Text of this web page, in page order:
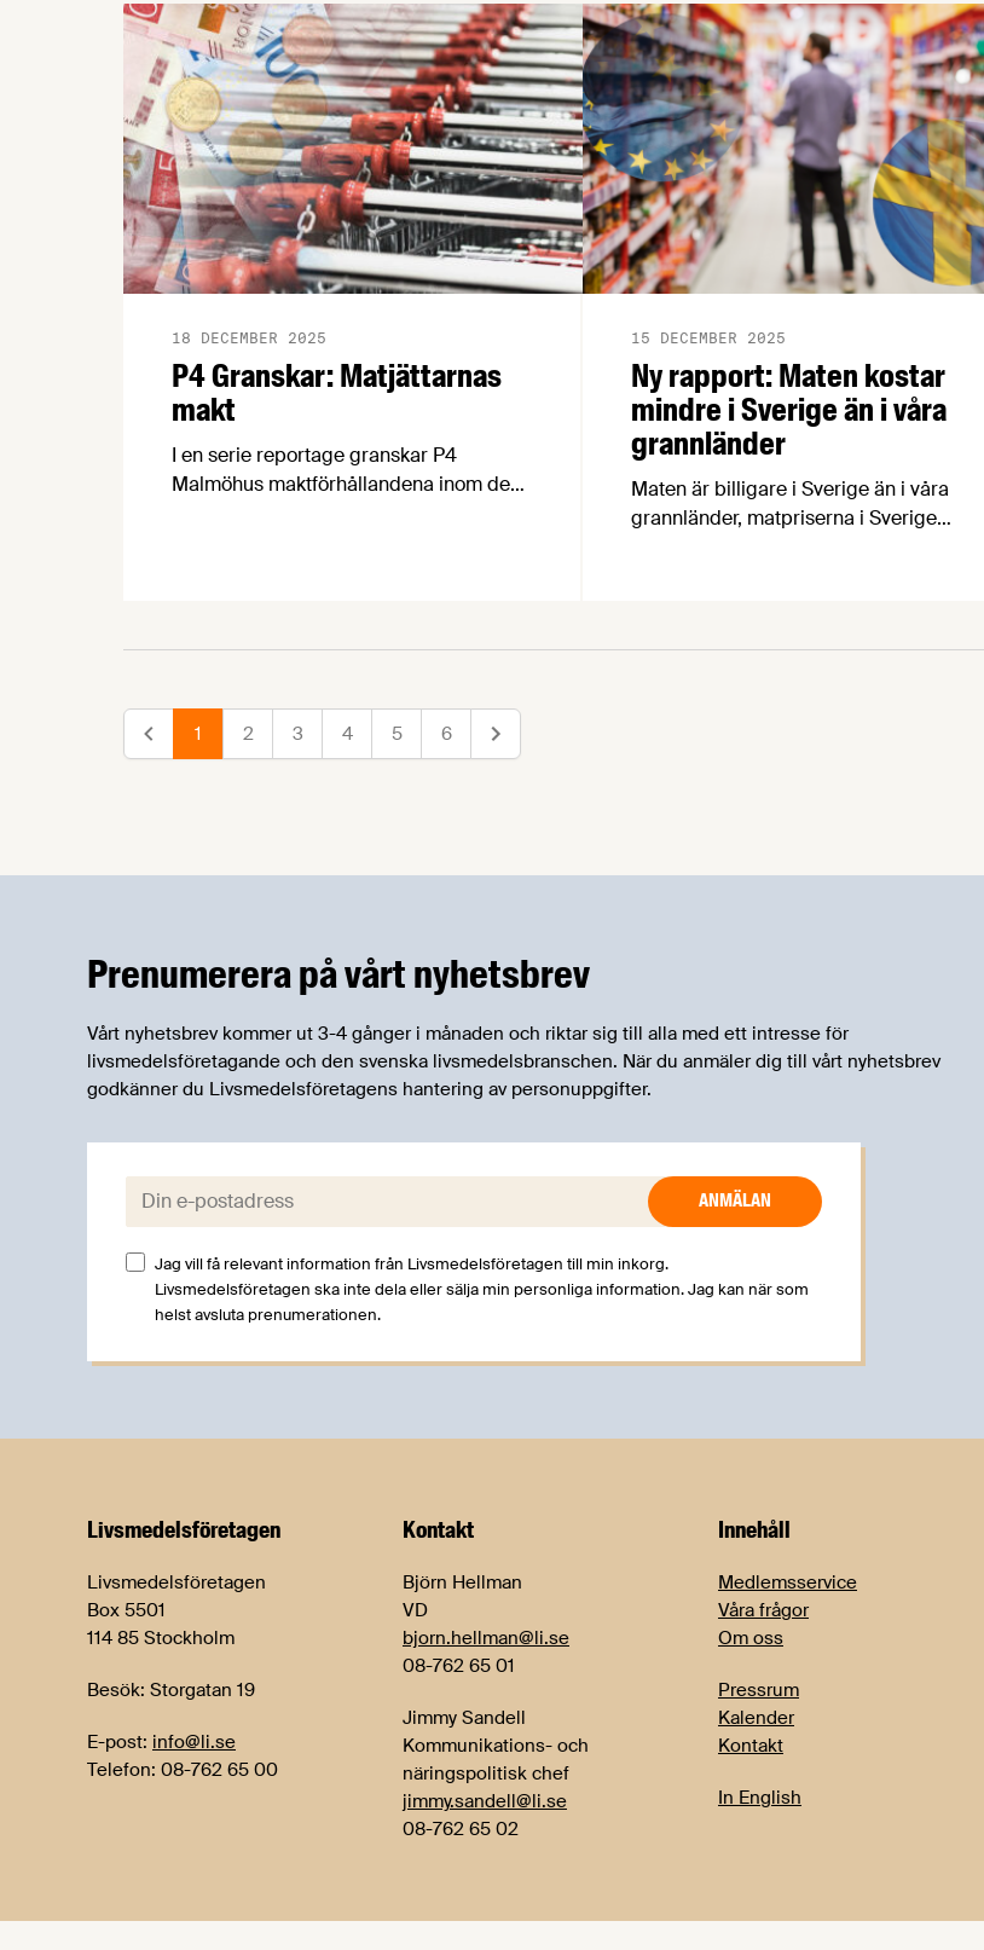
på en pressträff som ur ett faktamässigt
perspektiv lämnade en del frågetecken -
frågetecken som vår chefekonom Carl
Eckerdal gärna rätar ut.
att Matpriskommissionen kommer ta
hänsyn till ökade produktionskostnader,
något som välkomnas av
Livsmedelsföretagens chefekonom Carl
Eckerdal.
P4 Granskar: Matjättarnas
makt
18 DECEMBER 2025
I en serie reportage granskar P4
Malmöhus maktförhållandena inom den
Ny rapport: Maten kostar
mindre i Sverige än i våra
grannländer
15 DECEMBER 2025
Maten är billigare i Sverige än i våra
grannländer, matpriserna i Sverige
Föregående
1 2 3 4 5 6 Nästa
Prenumerera på vårt nyhetsbrev
Vårt nyhetsbrev kommer ut 3-4 gånger i månaden och riktar sig till alla med ett intresse för
livsmedelsföretagande och den svenska livsmedelsbranschen. När du anmäler dig till vårt nyhetsbrev
godkänner du Livsmedelsföretagens hantering av personuppgifter.
E-post:
Jag vill få relevant information från Livsmedelsföretagen till min inkorg.
Livsmedelsföretagen ska inte dela eller sälja min personliga information. Jag kan när som
helst avsluta prenumerationen.
Livsmedels­företagen
Livsmedelsföretagen
Box 5501
114 85 Stockholm
Besök: Storgatan 19
E-post: info@li.se
Telefon: 08-762 65 00
Kontakt
Björn Hellman
VD
bjorn.hellman@li.se
08-762 65 01
Jimmy Sandell
Kommunikations- och
näringspolitisk chef
jimmy.sandell@li.se
08-762 65 02
Innehåll
Medlemsservice
Våra frågor
Om oss
Pressrum
Kalender
Kontakt
In English